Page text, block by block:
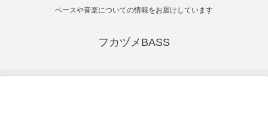
ベースや音楽についての情報をお届けしています
フカヅメBASS